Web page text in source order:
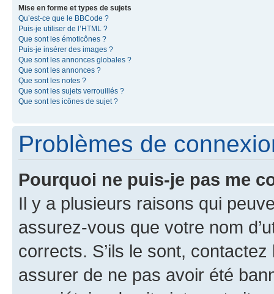
Mise en forme et types de sujets
Qu’est-ce que le BBCode ?
Puis-je utiliser de l’HTML ?
Que sont les émoticônes ?
Puis-je insérer des images ?
Que sont les annonces globales ?
Que sont les annonces ?
Que sont les notes ?
Que sont les sujets verrouillés ?
Que sont les icônes de sujet ?
Problèmes de
Pourquoi ne puis-je pas me
Il y a plusieurs raisons qui
assurez-vous que votre nom
corrects. S’ils le sont,
assurer de ne pas avoir été